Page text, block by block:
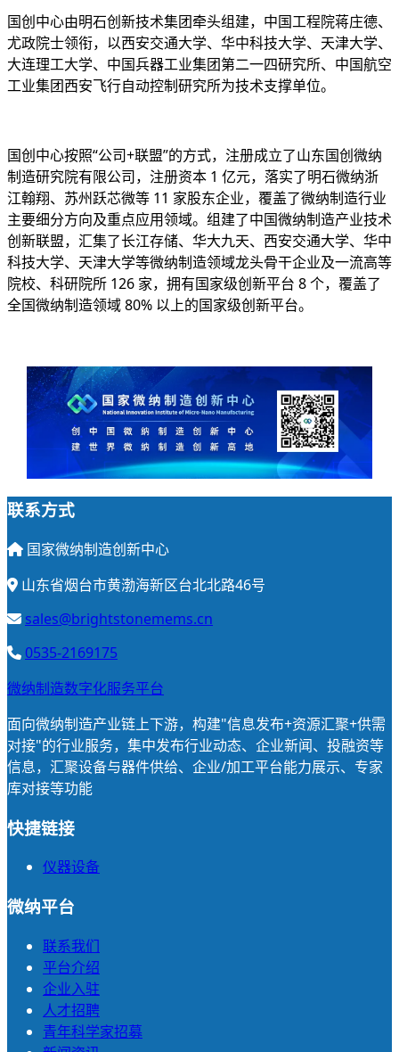
国创中心由明石创新技术集团牵头组建，中国工程院蒋庄德、
尤政院士领衔，以西安交通大学、华中科技大学、天津大学、
大连理工大学、中国兵器工业集团第二一四研究所、中国航空
工业集团西安飞行自动控制研究所为技术支撑单位。
国创中心按照“公司+联盟”的方式，注册成立了山东国创微纳
制造研究院有限公司，注册资本 1 亿元，落实了明石微纳浙
江翰翔、苏州跃芯微等 11 家股东企业，覆盖了微纳制造行业
主要细分方向及重点应用领域。组建了中国微纳制造产业技术
创新联盟，汇集了长江存储、华大九天、西安交通大学、华中
科技大学、天津大学等微纳制造领域龙头骨干企业及一流高等
院校、科研院所 126 家，拥有国家级创新平台 8 个，覆盖了
全国微纳制造领域 80% 以上的国家级创新平台。
联系方式
国家微纳制造创新中心
山东省烟台市黄渤海新区台北北路46号
sales@brightstonemems.cn
0535-2169175
微纳制造数字化服务平台
面向微纳制造产业链上下游，构建"信息发布+资源汇聚+供需
对接"的行业服务，集中发布行业动态、企业新闻、投融资等
信息，汇聚设备与器件供给、企业/加工平台能力展示、专家
库对接等功能
快捷链接
仪器设备
微纳平台
联系我们
平台介绍
企业入驻
人才招聘
青年科学家招募